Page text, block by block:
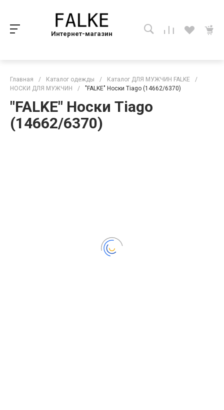
Интернет-магазин
Главная / Каталог одежды / Каталог ДЛЯ МУЖЧИН FALKE
/
НОСКИ ДЛЯ МУЖЧИН
/ "FALKE" Носки Tiago (14662/6370)
"FALKE" Носки Tiago
(14662/6370)